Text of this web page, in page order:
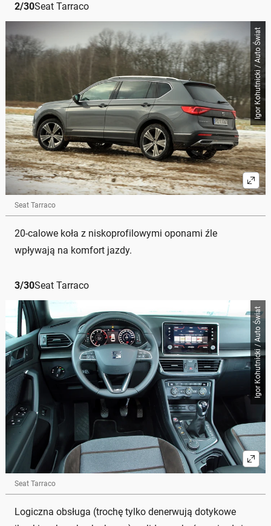
2/30Seat Tarraco
Igor Kohutnicki / Auto Świat
Seat Tarraco
20-calowe koła z niskoprofilowymi oponami źle
wpływają na komfort jazdy.
3/30Seat Tarraco
Igor Kohutnicki / Auto Świat
Seat Tarraco
Logiczna obsługa (trochę tylko denerwują dotykowe